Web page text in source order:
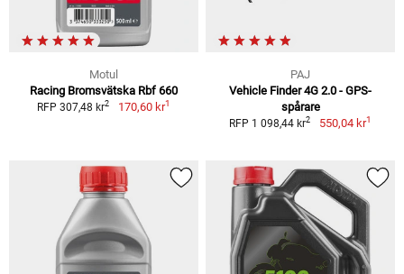
Motul
Racing Bromsvätska Rbf 660
RFP 307,48 kr2 170,60 kr1
PAJ
Vehicle Finder 4G 2.0 - GPS-
spårare
RFP 1 098,44 kr2 550,04 kr1